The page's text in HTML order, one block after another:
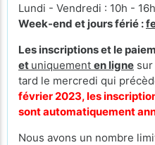
Lundi - Vendredi : 10h - 16h
Week-end et jours férié :
Les inscriptions et le
et uniquement en ligne
tard le mercredi qui
février 2023, les
sont automatiquement
Nous avons un nombre